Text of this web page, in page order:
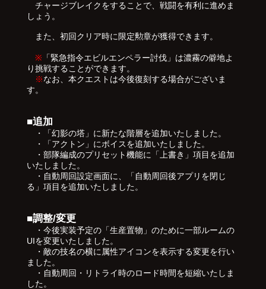
チャージブレイクをすることで、戦闘を有利に進めま
しょう。
また、初回クリア時に限定勲章が獲得できます。
※ 「緊急指令エビルエンペラー討伐」は濃霧の僻地よ
り挑戦することができます。
※なお、本クエストは今後復刻する場合がございま
す。
■追加
・「幻影の塔」に新たな階層を追加いたしました。
・「アクトン」にボイスを追加いたしました。
・部隊編成のプリセット機能に「上書き」項目を追加
いたしました。
・自動周回設定画面に、「自動周回後アプリを閉じ
る」項目を追加いたしました。
■調整/変更
・今後実装予定の「生産置物」のために一部ルームの
UIを変更いたしました。
・敵の技名の横に属性アイコンを表示する変更を行い
ました。
・自動周回・リトライ時のロード時間を短縮いたしま
した。